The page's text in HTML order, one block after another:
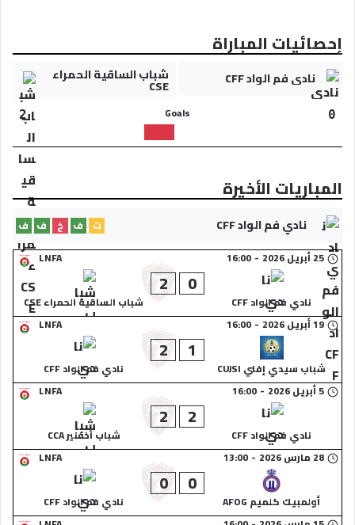
إحصائيات المباراة
نادي فم الواد CFF شباب الساقية الحمراء
CSE
0
Goals
2
المباريات الأخيرة
نادي فم الواد CFF ت ف خ ف ف
LNFA
25 أبريل 2026 -
16:00
نادي فم الواد CFF
0
2
شباب الساقية الحمراء CSE
LNFA
19 أبريل 2026 -
16:00
شباب سيدي إفني CUJSI
1
2
نادي فم الواد CFF
LNFA
5 أبريل 2026 -
16:00
نادي فم الواد CFF
2
2
شباب أخفنير CCA
LNFA
28 مارس 2026 -
13:00
أولمبيك كلميم AFOG
0
0
نادي فم الواد CFF